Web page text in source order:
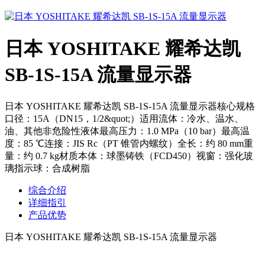
日本 YOSHITAKE 耀希达凯
SB-1S-15A 流量显示器
日本 YOSHITAKE 耀希达凯 SB-1S-15A 流量显示器核心规格
口径：15A（DN15，1/2&quot;）适用流体：冷水、温水、
油、其他非危险性液体最高压力：1.0 MPa（10 bar）最高温
度：85 ℃连接：JIS Rc（PT 锥管内螺纹）全长：约 80 mm重
量：约 0.7 kg材质本体：球墨铸铁（FCD450）视窗：强化玻
璃指示球：合成树脂
综合介绍
详细指引
产品优势
日本 YOSHITAKE 耀希达凯 SB-1S-15A 流量显示器